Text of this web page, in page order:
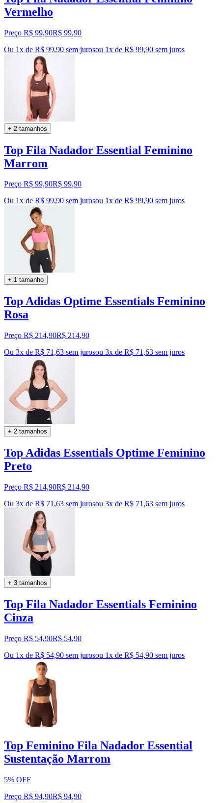
Vermelho
Preço R$ 99,90R$ 99,90
Ou 1x de R$ 99,90 sem jurosou 1x de R$ 99,90 sem juros
+ 2 tamanhos
Top Fila Nadador Essential Feminino
Marrom
Preço R$ 99,90R$ 99,90
Ou 1x de R$ 99,90 sem jurosou 1x de R$ 99,90 sem juros
+ 1 tamanho
Top Adidas Optime Essentials Feminino
Rosa
Preço R$ 214,90R$ 214,90
Ou 3x de R$ 71,63 sem jurosou 3x de R$ 71,63 sem juros
+ 2 tamanhos
Top Adidas Essentials Optime Feminino
Preto
Preço R$ 214,90R$ 214,90
Ou 3x de R$ 71,63 sem jurosou 3x de R$ 71,63 sem juros
+ 3 tamanhos
Top Fila Nadador Essentials Feminino
Cinza
Preço R$ 54,90R$ 54,90
Ou 1x de R$ 54,90 sem jurosou 1x de R$ 54,90 sem juros
Top Feminino Fila Nadador Essential
Sustentação Marrom
5% OFF
Preço R$ 94,90R$ 94,90